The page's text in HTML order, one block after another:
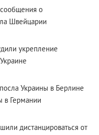
о
Швейцарии
укрепление
Украины в Берлине
в Германии
дистанцироваться от